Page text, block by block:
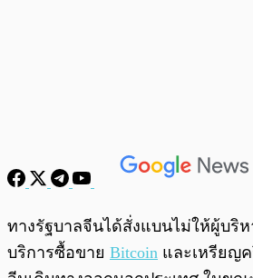
พร้อมเล่น
ทางรัฐบาลจีนได้สั่งแบนไม่ให้ผู้บริห
บริการซื้อขาย Bitcoin และเหรียญ